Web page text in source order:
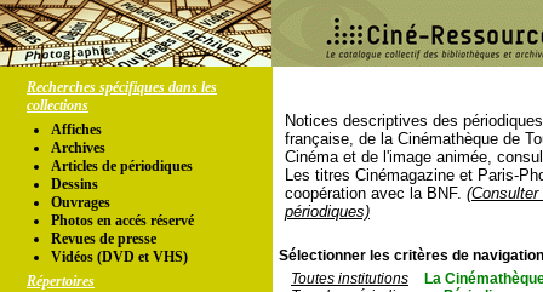
Recherches spécifiques dans les
collections
Affiches
Archives
Articles de périodiques
Dessins
Ouvrages
Photos en accés réservé
Revues de presse
Vidéos (DVD et VHS)
Répertoires
Notices descriptives des
française, de la Cinémathèque de
Cinéma et de l'image animée,
Les titres Cinémagazine et Paris-
coopération avec la BNF.
périodiques)
Sélectionner les critères de
Toutes institutions
La